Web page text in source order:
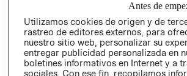
EMPRESARIAL
Antes de
Utilizamos cookies de origen y de
rastreo de editores externos, para
nuestro sitio web, personalizar su
entregar publicidad personalizada en
boletines informativos en Internet y a
sociales. Con ese fin, recopilamos